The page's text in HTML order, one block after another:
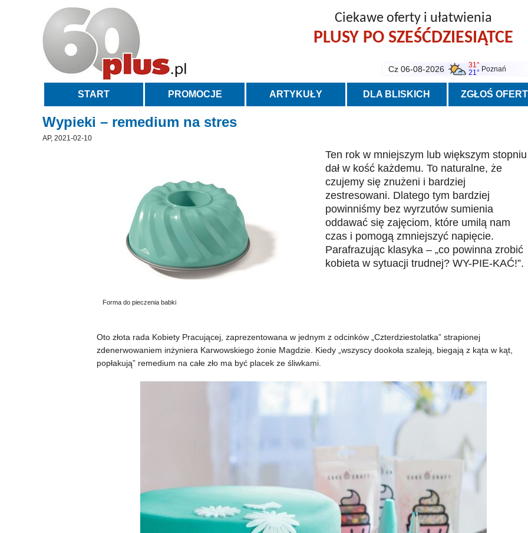
Ciekawe oferty i ułatwienia
PLUSY PO SZEŚĆDZIESIĄTCE
Cz 06-08-2026
31°
21° Poznań
START PROMOCJE ARTYKUŁY DLA BLISKICH ZGŁOŚ
Wypieki – remedium na stres
AP, 2021-02-10
Forma do pieczenia babki
Ten rok w mniejszym lub większym stopniu
dał w kość każdemu. To naturalne, że
czujemy się znużeni i bardziej
zestresowani. Dlatego tym bardziej
powinniśmy bez wyrzutów sumienia
oddawać się zajęciom, które umilą nam
czas i pomogą zmniejszyć napięcie.
Parafrazując klasyka – „co powinna zrobić
kobieta w sytuacji trudnej? WY-PIE-KAĆ!”.
Oto złota rada Kobiety Pracującej, zaprezentowana w jednym z odcinków „Czterdziestolatka” strapionej
zdenerwowaniem inżyniera Karwowskiego żonie Magdzie. Kiedy „wszyscy dookoła szaleją, biegają z kąta w kąt,
popłakują” remedium na całe zło ma być placek ze śliwkami.